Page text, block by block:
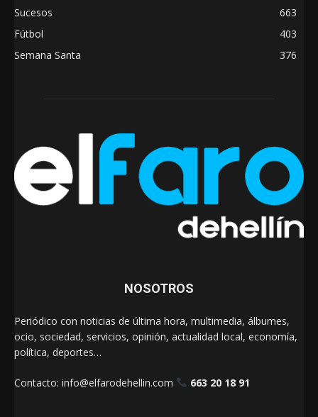
Sucesos
663
Fútbol
403
Semana Santa
376
NOSOTROS
Periódico con noticias de última hora, multimedia, álbumes,
ocio, sociedad, servicios, opinión, actualidad local, economía,
política, deportes…
Contacto: info@elfarodehellin.com 663 20 18 91